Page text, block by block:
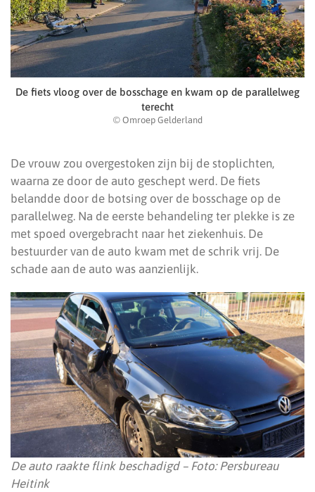
De fiets vloog over de bosschage en kwam op de parallelweg
terecht
© Omroep Gelderland
De vrouw zou overgestoken zijn bij de stoplichten,
waarna ze door de auto geschept werd. De fiets
belandde door de botsing over de bosschage op de
parallelweg. Na de eerste behandeling ter plekke is ze
met spoed overgebracht naar het ziekenhuis. De
bestuurder van de auto kwam met de schrik vrij. De
schade aan de auto was aanzienlijk.
De auto raakte flink beschadigd – Foto: Persbureau
Heitink